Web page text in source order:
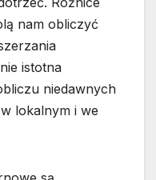
nam obliczyć
istotna
niedawnych
lokalnym i we